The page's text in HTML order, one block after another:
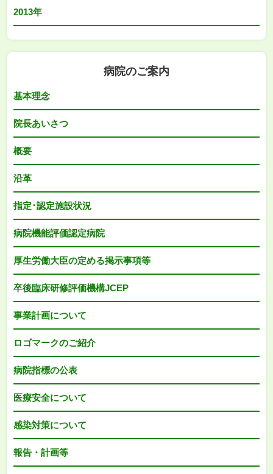
2013年
病院のご案内
基本理念
院長あいさつ
概要
沿革
指定･認定施設状況
病院機能評価認定病院
厚生労働大臣の定める掲示事項等
卒後臨床研修評価機構JCEP
事業計画について
ロゴマークのご紹介
病院指標の公表
医療安全について
感染対策について
報告・計画等